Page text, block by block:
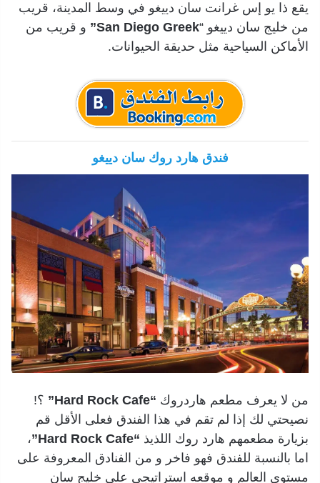
يقع ذا يو إس غرانت سان دييغو في وسط المدينة، قريب
من خليج سان دييغو “San Diego Greek”
و قريب من
الأماكن السياحية مثل حديقة الحيوانات.
فندق هارد روك سان دييغو
من لا يعرف مطعم هاردروك “Hard Rock Cafe”
؟!
نصيحتي لك إذا لم تقم في هذا الفندق فعلى الأقل قم
بزيارة مطعمهم هارد روك اللذيذ “Hard Rock Cafe”
،
اما بالنسبة للفندق فهو فاخر و من الفنادق المعروفة على
مستوى العالم و موقعه استراتيجي على خليج سان